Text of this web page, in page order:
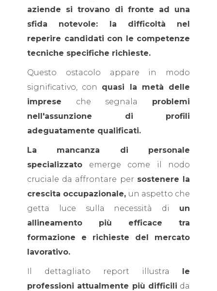
aziende si trovano di fronte ad una
sfida notevole: la difficoltà nel
reperire candidati con le competenze
tecniche specifiche richieste.
Questo ostacolo appare in modo
significativo, con quasi la metà delle
imprese che segnala problemi
nell'assunzione di profili
adeguatamente qualificati.
La mancanza di personale
specializzato emerge come il nodo
cruciale da affrontare per sostenere la
crescita occupazionale, un aspetto che
getta luce sulla necessità di un
allineamento più efficace tra
formazione e richieste del mercato
lavorativo.
Il dettagliato report illustra le
professioni attualmente più difficili da